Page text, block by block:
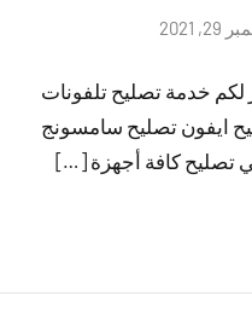
2021
تعليقات
لكم خدمة تصليح تلفونات
ايفون تصليح سامسونج
تصليح كافة أجهزة […]